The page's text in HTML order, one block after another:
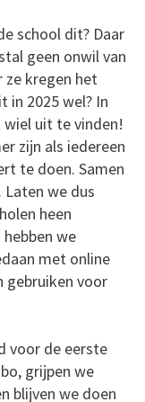
school dit? Daar
geen onwil van
ze kregen het
in 2025 wel? In
uit te vinden!
zijn als iedereen
te doen. Samen
Laten we dus
heen
we
met online
gebruiken voor
voor de eerste
grijpen we
blijven we doen